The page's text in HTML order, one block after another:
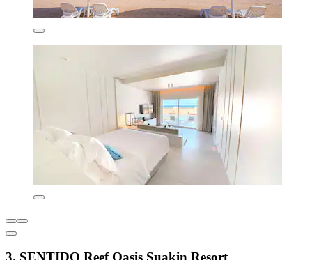
3. SENTIDO Reef Oasis Suakin Resort